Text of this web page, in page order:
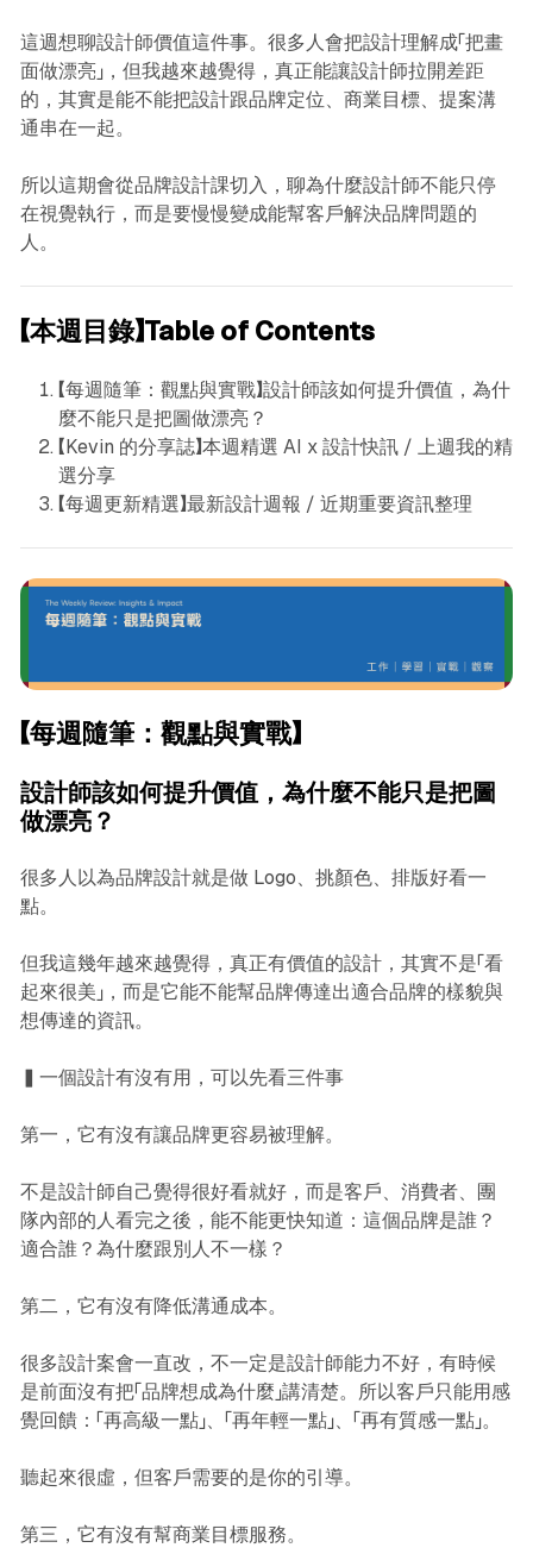
這週想聊設計師價值這件事。很多人會把設計理解成「把畫
面做漂亮」，但我越來越覺得，真正能讓設計師拉開差距
的，其實是能不能把設計跟品牌定位、商業目標、提案溝
通串在一起。
所以這期會從品牌設計課切入，聊為什麼設計師不能只停
在視覺執行，而是要慢慢變成能幫客戶解決品牌問題的
人。
【本週目錄】Table of Contents
【每週隨筆：觀點與實戰】設計師該如何提升價值，為什
麼不能只是把圖做漂亮？
【Kevin 的分享誌】本週精選 AI x 設計快訊 / 上週我的精
選分享
【每週更新精選】最新設計週報 / 近期重要資訊整理
【每週隨筆：觀點與實戰】
設計師該如何提升價值，為什麼不能只是把圖
做漂亮？
很多人以為品牌設計就是做 Logo、挑顏色、排版好看一
點。
但我這幾年越來越覺得，真正有價值的設計，其實不是「看
起來很美」，而是它能不能幫品牌傳達出適合品牌的樣貌與
想傳達的資訊。
▍一個設計有沒有用，可以先看三件事
第一，它有沒有讓品牌更容易被理解。
不是設計師自己覺得很好看就好，而是客戶、消費者、團
隊內部的人看完之後，能不能更快知道：這個品牌是誰？
適合誰？為什麼跟別人不一樣？
第二，它有沒有降低溝通成本。
很多設計案會一直改，不一定是設計師能力不好，有時候
是前面沒有把「品牌想成為什麼」講清楚。所以客戶只能用感
覺回饋：「再高級一點」、「再年輕一點」、「再有質感一點」。
聽起來很虛，但客戶需要的是你的引導。
第三，它有沒有幫商業目標服務。